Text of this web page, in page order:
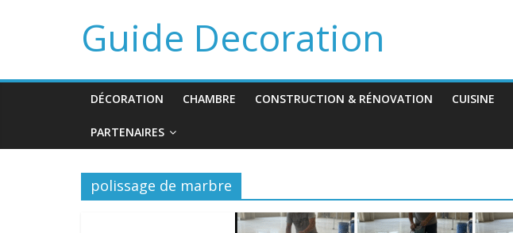
Guide Decoration
DÉCORATION CHAMBRE CONSTRUCTION & RÉNOVATION CUISINE
PARTENAIRES
polissage de marbre